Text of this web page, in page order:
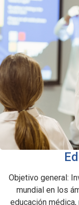
Objetivo general:
mundial en los
educación